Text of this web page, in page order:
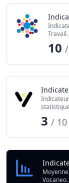
Travail.
10
3 / 10
Vocaneo.